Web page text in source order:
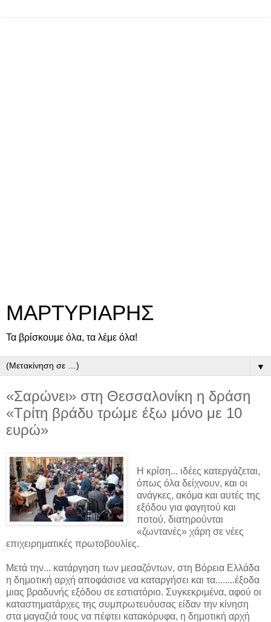
ΜΑΡΤΥΡΙΑΡΗΣ
Τα βρίσκουμε όλα, τα λέμε όλα!
▼
«Σαρώνει» στη Θεσσαλονίκη η δράση
«Τρίτη βράδυ τρώμε έξω μόνο με 10
ευρώ»
Η κρίση... ιδέες κατεργάζεται,
όπως όλα δείχνουν, και οι
ανάγκες, ακόμα και αυτές της
εξόδου για φαγητού και
ποτού, διατηρούνται
«ζωντανές» χάρη σε νέες
επιχειρηματικές πρωτοβουλίες.
Μετά την... κατάργηση των μεσαζόντων, στη Βόρεια Ελλάδα
η δημοτική αρχή αποφάσισε να καταργήσει και τα........έξοδα
μιας βραδυνής εξόδου σε εστιατόριο. Συγκεκριμένα, αφού οι
καταστηματάρχες της συμπρωτευόυσας είδαν την κίνηση
στα μαγαζιά τους να πέφτει κατακόρυφα, η δημοτική αρχή